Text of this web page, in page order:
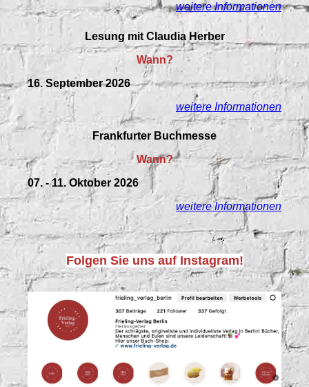
weitere Informationen
Lesung mit Claudia Herber
Wann?
16. September 2026
weitere Informationen
Frankfurter Buchmesse
Wann?
07. - 11. Oktober 2026
weitere Informationen
Folgen Sie uns auf Instagram!